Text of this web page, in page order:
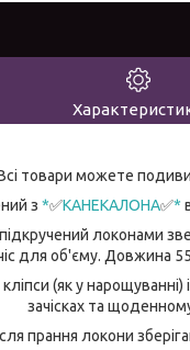
товари можете
з *✅КАНЕКАЛОНА✅*
підкручений локонами
для об'єму. Довжина
(як у
зачісках та щоденному
прання локони